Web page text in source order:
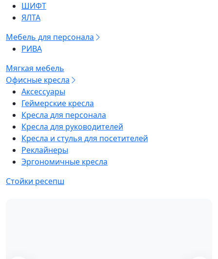
ШИФТ
ЯЛТА
Мебель для персонала
РИВА
Мягкая мебель
Офисные кресла
Аксессуары
Геймерские кресла
Кресла для персонала
Кресла для руководителей
Кресла и стулья для посетителей
Реклайнеры
Эргономичные кресла
Стойки ресепш